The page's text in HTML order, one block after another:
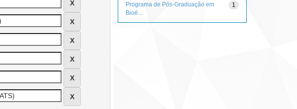
1
Programa de Pós-Graduação em
Bioé...